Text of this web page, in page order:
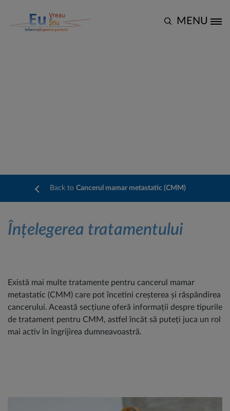
Site Logo
MENU
Back to Cancerul mamar metastatic (CMM)
Înțelegerea tratamentului
Există mai multe tratamente pentru cancerul mamar
metastatic (CMM) care pot încetini creșterea și răspândirea
cancerului. Această secțiune oferă informații despre tipurile
de tratament pentru CMM, astfel încât să puteți juca un rol
mai activ în îngrijirea dumneavoastră.